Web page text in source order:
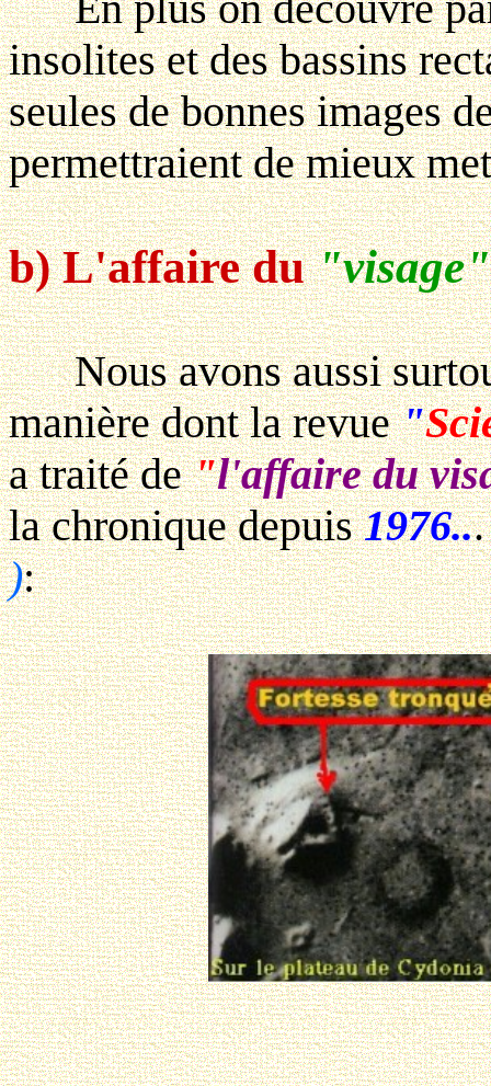
insolites et des bassins
seules de bonnes images
permettraient de mieux
b) L'affaire du"visage"
Nous avons aussi
manière dont la revue"
a traité de"l'affaire du
la chronique depuis1976..
):